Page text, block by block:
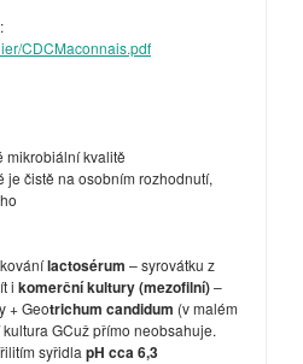
CDCMaconnais.pdf
mikrobiální kvalitě
je čistě na osobním rozhodnutí,
lactosérum – syrovátku z
i komerční kultury (mezofilní)–
+ Geotrichum candidum (v malém
GCuž přímo neobsahuje.
syřidla pH cca 6,3